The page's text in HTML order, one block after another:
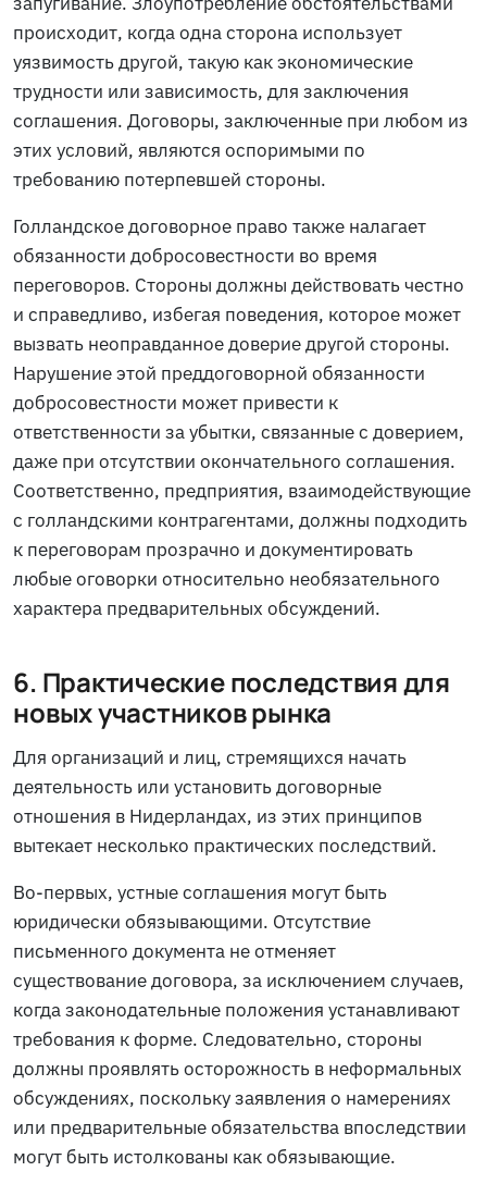
происходит, когда одна сторона использует
уязвимость другой, такую как экономические
трудности или зависимость, для заключения
соглашения. Договоры, заключенные при любом из
этих условий, являются оспоримыми по
требованию потерпевшей стороны.
Голландское договорное право также налагает
обязанности добросовестности во время
переговоров. Стороны должны действовать честно
и справедливо, избегая поведения, которое может
вызвать неоправданное доверие другой стороны.
Нарушение этой преддоговорной обязанности
добросовестности может привести к
ответственности за убытки, связанные с доверием,
даже при отсутствии окончательного соглашения.
Соответственно, предприятия, взаимодействующие
с голландскими контрагентами, должны подходить
к переговорам прозрачно и документировать
любые оговорки относительно необязательного
характера предварительных обсуждений.
6. Практические последствия для
новых участников рынка
Для организаций и лиц, стремящихся начать
деятельность или установить договорные
отношения в Нидерландах, из этих принципов
вытекает несколько практических последствий.
Во-первых, устные соглашения могут быть
юридически обязывающими. Отсутствие
письменного документа не отменяет
существование договора, за исключением случаев,
когда законодательные положения устанавливают
требования к форме. Следовательно, стороны
должны проявлять осторожность в неформальных
обсуждениях, поскольку заявления о намерениях
или предварительные обязательства впоследствии
могут быть истолкованы как обязывающие.